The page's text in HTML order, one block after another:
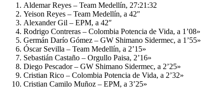
Aldemar Reyes – Team Medellín, 27:21:32
Yeison Reyes – Team Medellín, a 42″
Alexander Gil – EPM, a 42″
Rodrigo Contreras – Colombia Potencia de Vida, a 1’08»
Germán Darío Gómez – GW Shimano Sidermec, a 1’55»
Óscar Sevilla – Team Medellín, a 2’15»
Sebastián Castaño – Orgullo Paisa, 2’16»
Diego Pescador – GW Shimano Sidermec, a 2’25»
Cristian Rico – Colombia Potencia de Vida, a 2’32»
Cristian Camilo Muñoz – EPM, a 3’25»